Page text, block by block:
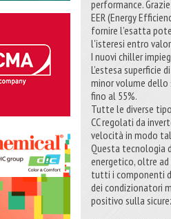
performance.
EER (Energy
fornire l’esatta
l'isteresi entro
I nuovi chiller
L’estesa
minor volume dello
fino al 55%.
Tutte le diverse
CC regolati da
velocità in modo
Questa tecnologia
energetico, oltre
tutti i componenti
dei condizionatori
positivo sulla